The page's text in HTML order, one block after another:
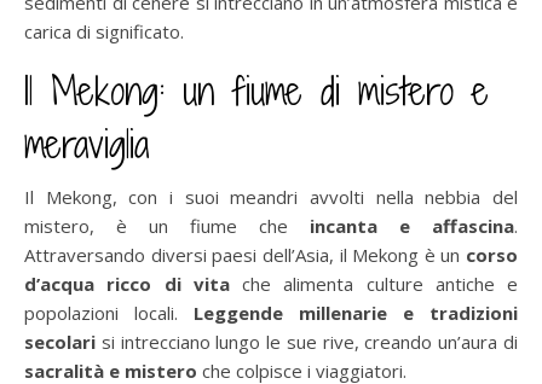
carica di significato.
Il Mekong: un fiume di mistero e
meraviglia
Il Mekong, con i suoi meandri avvolti nella nebbia del
mistero, è un fiume che incanta e affascina.
Attraversando diversi paesi dell’Asia, il Mekong è un corso
d’acqua ricco di vitache alimenta culture antiche e
popolazioni locali. Leggende millenarie e tradizioni
secolari si intrecciano lungo le sue rive, creando un’aura di
sacralità e mistero che colpisce i viaggiatori.